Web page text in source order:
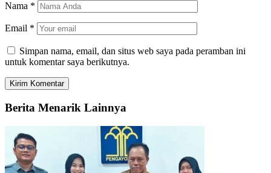
Nama *
Email *
Simpan nama, email, dan situs web saya pada peramban ini
untuk komentar saya berikutnya.
Berita Menarik Lainnya